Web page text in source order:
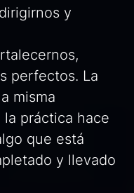
y
perfectos. La
misma
la práctica hace
que está
y llevado